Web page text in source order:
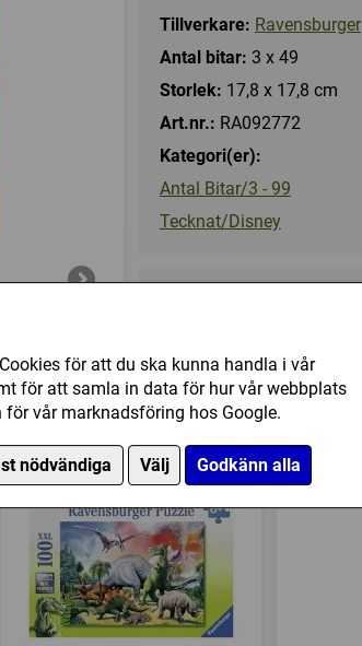
för att du ska kunna handla i vår
för att samla in data för hur vår webbplats
för vår marknadsföring hos Google.
nödvändiga Välj Godkänn alla
Tillverkare: Ravensburger
Antal bitar: 3 x 49
Storlek: 17,8 x 17,8 cm
Art.nr.: RA092772
Kategori(er):
Antal Bitar/3 - 99
Tecknat/Disney
Ej tillgänglig
(3 x 49) har också köpt